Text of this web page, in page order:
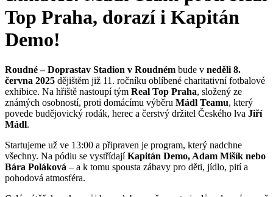
Top Praha, dorazí i Kapitán
Demo!
Roudné – Doprastav Stadion v Roudném bude v neděli 8.
června 2025 dějištěm již 11. ročníku oblíbené charitativní fotbalové
exhibice. Na hřiště nastoupí tým Real Top Praha, složený ze
známých osobností, proti domácímu výběru Mádl Teamu, který
povede budějovický rodák, herec a čerstvý držitel Českého lva Jiří
Mádl.
Startujeme už ve 13:00 a připraven je program, který nadchne
všechny. Na pódiu se vystřídajíKapitán Demo, Adam Mišík nebo
Bára Poláková – a k tomu spousta zábavy pro děti, jídlo, pití a
pohodová atmosféra.